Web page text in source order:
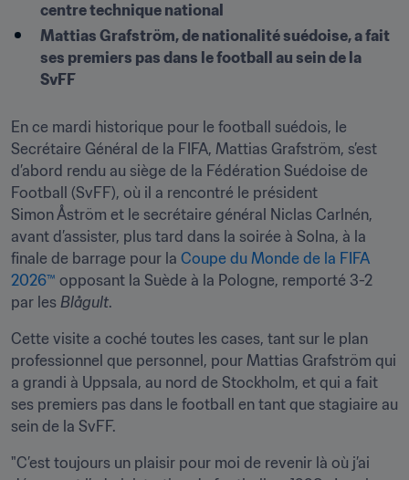
centre technique national
Mattias Grafström, de nationalité suédoise, a fait
ses premiers pas dans le football au sein de la
SvFF
En ce mardi historique pour le football suédois, le
Secrétaire Général de la FIFA, Mattias Grafström, s’est
d’abord rendu au siège de la Fédération Suédoise de
Football (SvFF), où il a rencontré le président
Simon Åström et le secrétaire général Niclas Carlnén,
avant d’assister, plus tard dans la soirée à Solna, à la
finale de barrage pour la Coupe du Monde de la FIFA
2026™ opposant la Suède à la Pologne, remporté 3-2
par les Blågult.
Cette visite a coché toutes les cases, tant sur le plan
professionnel que personnel, pour Mattias Grafström qui
a grandi à Uppsala, au nord de Stockholm, et qui a fait
ses premiers pas dans le football en tant que stagiaire au
sein de la SvFF.
"C’est toujours un plaisir pour moi de revenir là où j’ai